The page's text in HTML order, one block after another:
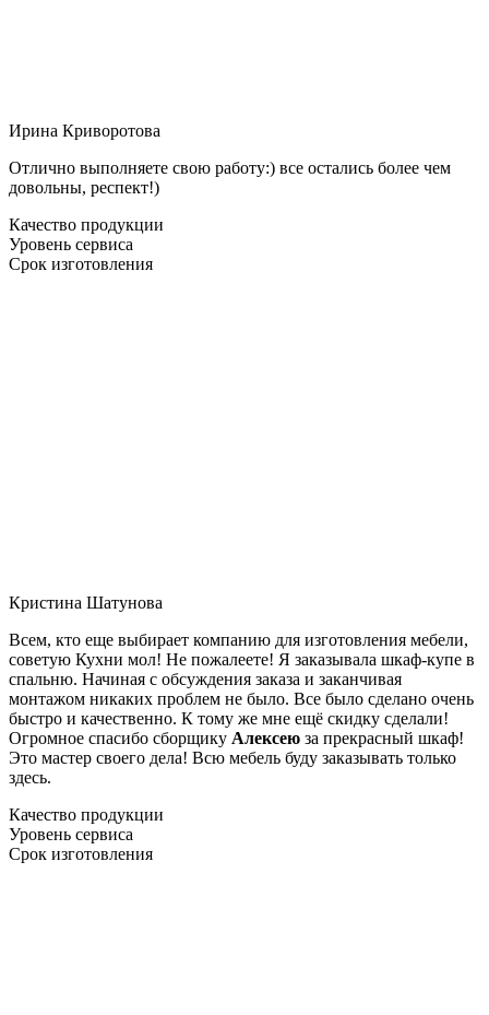
Ирина Криворотова
Отлично выполняете свою работу:) все остались более чем
довольны, респект!)
Качество продукции
Уровень сервиса
Срок изготовления
Кристина Шатунова
Всем, кто еще выбирает компанию для изготовления мебели,
советую Кухни мол! Не пожалеете! Я заказывала шкаф-купе в
спальню. Начиная с обсуждения заказа и заканчивая
монтажом никаких проблем не было. Все было сделано очень
быстро и качественно. К тому же мне ещё скидку сделали!
Огромное спасибо сборщику Алексею за прекрасный шкаф!
Это мастер своего дела! Всю мебель буду заказывать только
здесь.
Качество продукции
Уровень сервиса
Срок изготовления